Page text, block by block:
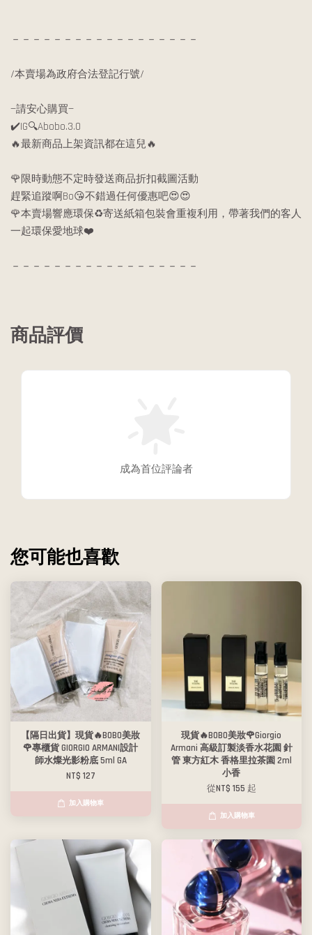
－－－－－－－－－－－－－－－－－－
/本賣場為政府合法登記行號/
—請安心購買—
✔️IG🔍Abobo.3.0
🔥最新商品上架資訊都在這兒🔥
🌹限時動態不定時發送商品折扣截圖活動
趕緊追蹤啊Bo😘不錯過任何優惠吧😍😍
🌹本賣場響應環保♻️寄送紙箱包裝會重複利用，帶著我們的客人
一起環保愛地球❤️
－－－－－－－－－－－－－－－－－－
商品評價
成為首位評論者
您可能也喜歡
【隔日出貨】現貨🔥BOBO美妝
🌹專櫃貨 GIORGIO ARMANI設計
師水燦光影粉底 5ml GA
NT$ 127
加入購物車
現貨🔥BOBO美妝🌹Giorgio
Armani 高級訂製淡香水花園 針
管 東方紅木 香格里拉茶園 2ml
小香
從NT$ 155 起
加入購物車